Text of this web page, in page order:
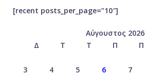
[recent posts_per_page=”10″]
Αύγουστος 2026
Δ
Τ Τ Π Π
3
4 5 6 7